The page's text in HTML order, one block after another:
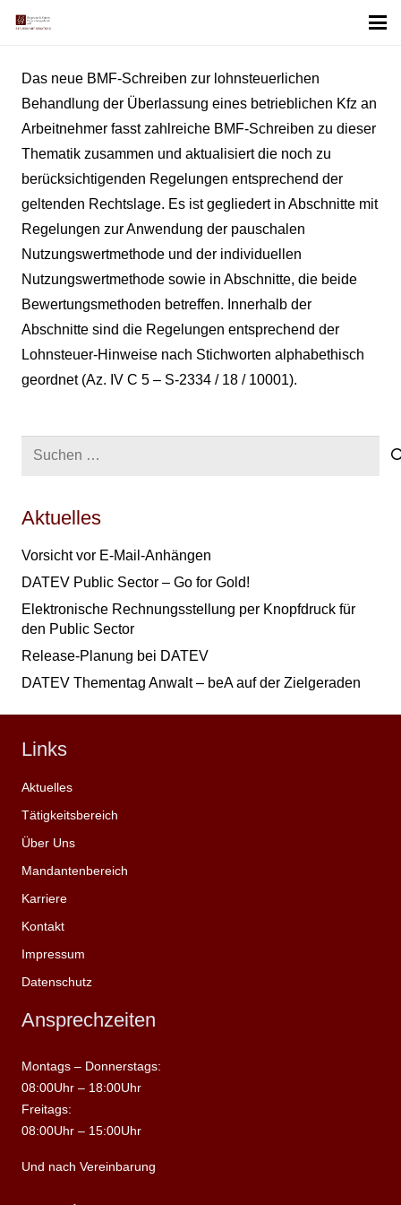
Das neue BMF-Schreiben zur lohnsteuerlichen
Behandlung der Überlassung eines betrieblichen Kfz an
Arbeitnehmer fasst zahlreiche BMF-Schreiben zu dieser
Thematik zusammen und aktualisiert die noch zu
berücksichtigenden Regelungen entsprechend der
geltenden Rechtslage. Es ist gegliedert in Abschnitte mit
Regelungen zur Anwendung der pauschalen
Nutzungswertmethode und der individuellen
Nutzungswertmethode sowie in Abschnitte, die beide
Bewertungsmethoden betreffen. Innerhalb der
Abschnitte sind die Regelungen entsprechend der
Lohnsteuer-Hinweise nach Stichworten alphabethisch
geordnet (Az. IV C 5 – S-2334 / 18 / 10001).
Suchen
Aktuelles
Vorsicht vor E-Mail-Anhängen
DATEV Public Sector – Go for Gold!
Elektronische Rechnungsstellung per Knopfdruck für
den Public Sector
Release-Planung bei DATEV
DATEV Thementag Anwalt – beA auf der Zielgeraden
Links
Aktuelles
Tätigkeitsbereich
Über Uns
Mandantenbereich
Karriere
Kontakt
Impressum
Datenschutz
Ansprechzeiten
Montags – Donnerstags:
08:00Uhr – 18:00Uhr
Freitags:
08:00Uhr – 15:00Uhr
Und nach Vereinbarung